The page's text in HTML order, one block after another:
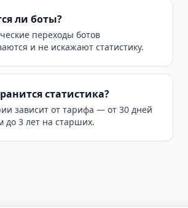
ли боты?
переходы ботов
и не искажают статистику.
статистика?
зависит от тарифа — от 30 дней
до 3 лет на старших.